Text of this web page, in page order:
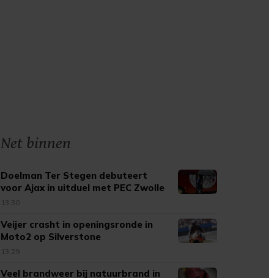
Net binnen
Doelman Ter Stegen debuteert
voor Ajax in uitduel met PEC Zwolle
13:30
Veijer crasht in openingsronde in
Moto2 op Silverstone
13:29
Veel brandweer bij natuurbrand in